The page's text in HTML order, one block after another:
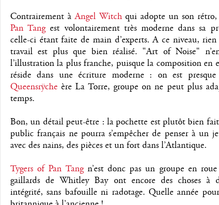
Contrairement àAngel Witchqui adopte un son
Pan Tangest volontairement très moderne dans sa
celle-ci étant faite de main d’experts. A ce niveau,
travail est plus que bien réalisé. "Art of Noise"
l’illustration la plus franche, puisque la composition en
réside dans une écriture moderne : on est
Queensrÿche ère La Torre, groupe on ne peut plus
temps.
Bon, un détail peut-être : la pochette est plutôt bien
public français ne pourra s’empêcher de penser à un
avec des nains, des pièces et un fort dans l’Atlantique.
Tygers of Pan Tangn’est donc pas un groupe en
gaillards de Whitley Bay ont encore des choses à
intégrité, sans bafouille ni radotage. Quelle année